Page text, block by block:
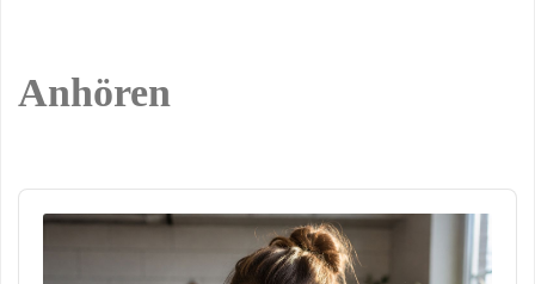
Anhören
Audio
Player